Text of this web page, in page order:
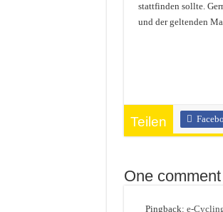
stattfinden sollte.
und der geltenden
Teilen
One comment
Pingback: e-